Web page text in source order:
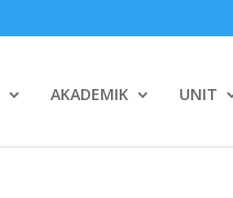
AKADEMIK UNIT